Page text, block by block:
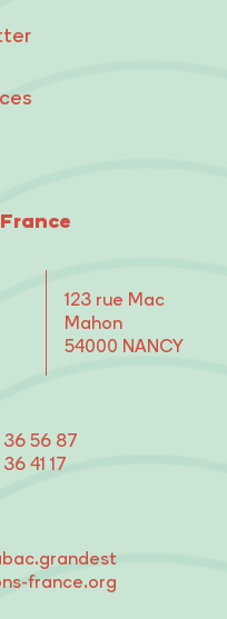
123 rue Mac
Mahon
54000 NANCY
56 87
41 17
.grandest
france.org